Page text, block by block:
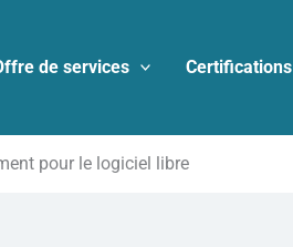
de services Certifications
pour le logiciel libre